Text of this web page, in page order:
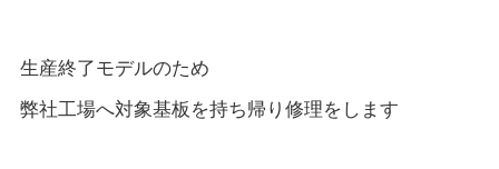
生産終了モデルのため
弊社工場へ対象基板を持ち帰り修理をします